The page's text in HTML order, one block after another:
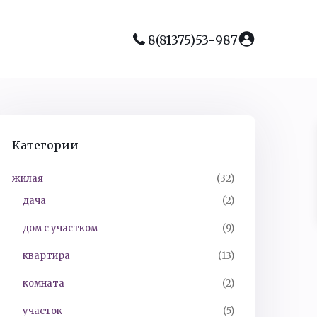
8(81375)53-987
Категории
жилая
(32)
дача
(2)
дом с участком (9)
квартира (13)
комната (2)
участок (5)